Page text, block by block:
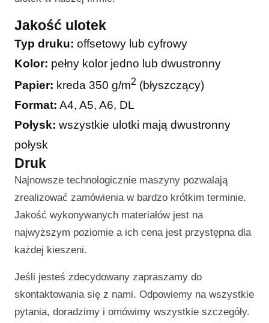
Jakość ulotek
Typ druku: offsetowy lub cyfrowy
Kolor: pełny kolor jedno lub dwustronny
Papier: kreda 350 g/m2 (błyszczący)
Format: A4, A5, A6, DL
Połysk: wszystkie ulotki mają dwustronny
połysk
Druk
Najnowsze technologicznie maszyny pozwalają
zrealizować zamówienia w bardzo krótkim terminie.
Jakość wykonywanych materiałów jest na
najwyższym poziomie a ich cena jest przystępna dla
każdej kieszeni.
Jeśli jesteś zdecydowany zapraszamy do
skontaktowania się z nami. Odpowiemy na wszystkie
pytania, doradzimy i omówimy wszystkie szczegóły.